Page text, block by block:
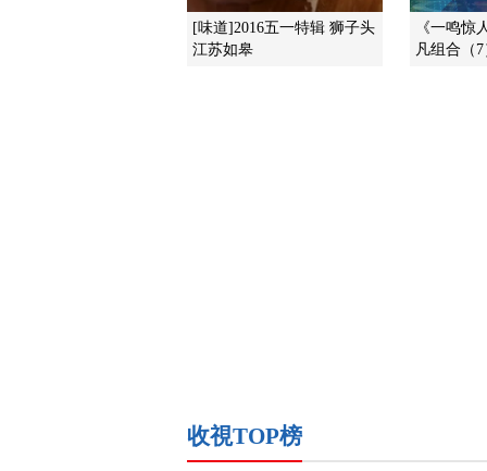
[味道]2016五一特辑 狮子头
江苏如皋
《一鸣惊
凡组合（7
收視TOP榜